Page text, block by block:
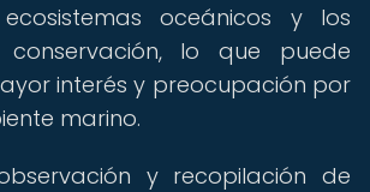
oceánicos y los
lo que puede
interés y preocupación por
marino.
y recopilación de